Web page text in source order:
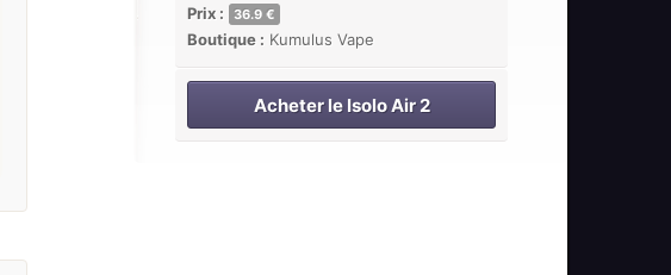
Prix :
36.9 €
Boutique : Kumulus Vape
Acheter le Isolo Air 2